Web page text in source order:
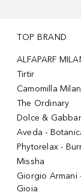
TOP BRAND
ALFAPARF
Tirtir
Camomilla
The Ordinary
Dolce &
Aveda -
Phytorelax -
Missha
Giorgio Armani
Gioia